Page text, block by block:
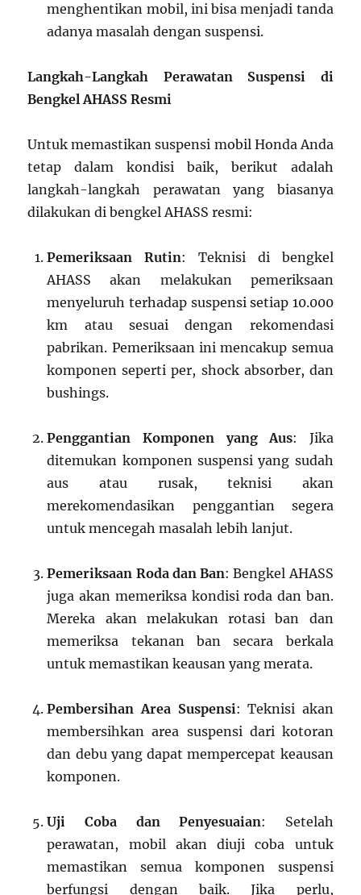
menghentikan mobil, ini bisa menjadi tanda
adanya masalah dengan suspensi.
Langkah-Langkah Perawatan Suspensi di
Bengkel AHASS Resmi
Untuk memastikan suspensi mobil Honda Anda
tetap dalam kondisi baik, berikut adalah
langkah-langkah perawatan yang biasanya
dilakukan di bengkel AHASS resmi:
Pemeriksaan Rutin: Teknisi di bengkel
AHASS akan melakukan pemeriksaan
menyeluruh terhadap suspensi setiap 10.000
km atau sesuai dengan rekomendasi
pabrikan. Pemeriksaan ini mencakup semua
komponen seperti per, shock absorber, dan
bushings.
Penggantian Komponen yang Aus: Jika
ditemukan komponen suspensi yang sudah
aus atau rusak, teknisi akan
merekomendasikan penggantian segera
untuk mencegah masalah lebih lanjut.
Pemeriksaan Roda dan Ban: Bengkel AHASS
juga akan memeriksa kondisi roda dan ban.
Mereka akan melakukan rotasi ban dan
memeriksa tekanan ban secara berkala
untuk memastikan keausan yang merata.
Pembersihan Area Suspensi: Teknisi akan
membersihkan area suspensi dari kotoran
dan debu yang dapat mempercepat keausan
komponen.
Uji Coba dan Penyesuaian: Setelah
perawatan, mobil akan diuji coba untuk
memastikan semua komponen suspensi
berfungsi dengan baik. Jika perlu,